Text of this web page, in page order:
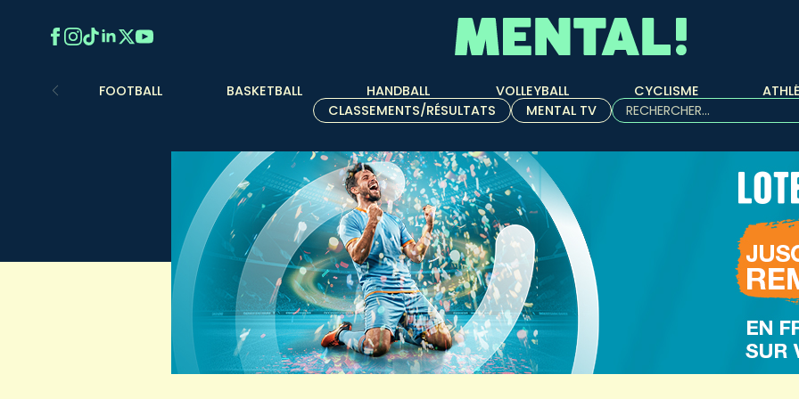
FOOTBALL BASKETBALL HANDBALL VOLLEYBALL CYCLISME
CLASSEMENTS/RÉSULTATS
MENTAL TV
Rechercher :